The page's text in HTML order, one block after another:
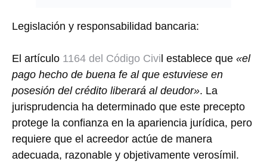
Legislación y responsabilidad bancaria:
El artículo 1164 del Código Civil establece que «el
pago hecho de buena fe al que estuviese en
posesión del crédito liberará al deudor». La
jurisprudencia ha determinado que este precepto
protege la confianza en la apariencia jurídica, pero
requiere que el acreedor actúe de manera
adecuada, razonable y objetivamente verosímil.